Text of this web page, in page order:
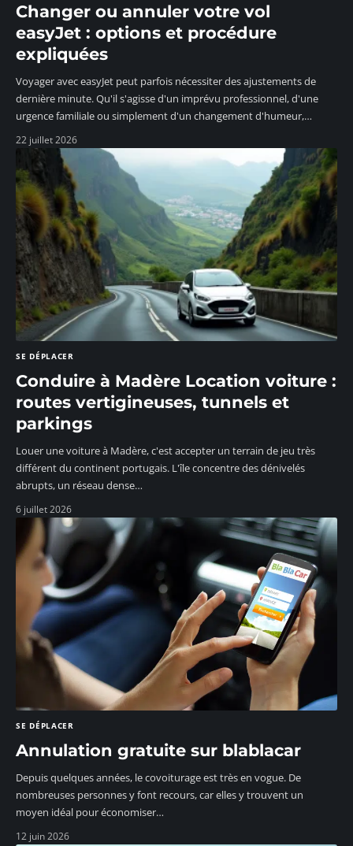
Changer ou annuler votre vol
easyJet : options et procédure
expliquées
Voyager avec easyJet peut parfois nécessiter des ajustements de
dernière minute. Qu'il s'agisse d'un imprévu professionnel, d'une
urgence familiale ou simplement d'un changement d'humeur,…
22 juillet 2026
SE DÉPLACER
Conduire à Madère Location voiture :
routes vertigineuses, tunnels et
parkings
Louer une voiture à Madère, c'est accepter un terrain de jeu très
différent du continent portugais. L'île concentre des dénivelés
abrupts, un réseau dense…
6 juillet 2026
SE DÉPLACER
Annulation gratuite sur blablacar
Depuis quelques années, le covoiturage est très en vogue. De
nombreuses personnes y font recours, car elles y trouvent un
moyen idéal pour économiser…
12 juin 2026